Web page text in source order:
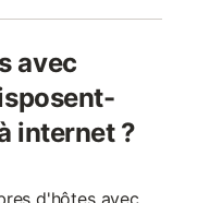
avec
internet ?
d'hôtes avec